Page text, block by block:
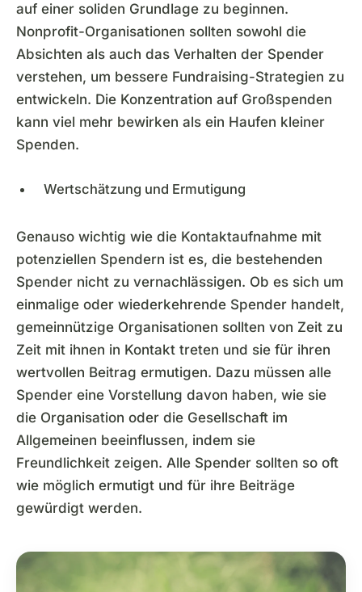
auf einer soliden Grundlage zu beginnen.
Nonprofit-Organisationen sollten sowohl die
Absichten als auch das Verhalten der Spender
verstehen, um bessere Fundraising-Strategien zu
entwickeln. Die Konzentration auf Großspenden
kann viel mehr bewirken als ein Haufen kleiner
Spenden.
Wertschätzung und Ermutigung
Genauso wichtig wie die Kontaktaufnahme mit
potenziellen Spendern ist es, die bestehenden
Spender nicht zu vernachlässigen. Ob es sich um
einmalige oder wiederkehrende Spender handelt,
gemeinnützige Organisationen sollten von Zeit zu
Zeit mit ihnen in Kontakt treten und sie für ihren
wertvollen Beitrag ermutigen. Dazu müssen alle
Spender eine Vorstellung davon haben, wie sie
die Organisation oder die Gesellschaft im
Allgemeinen beeinflussen, indem sie
Freundlichkeit zeigen. Alle Spender sollten so oft
wie möglich ermutigt und für ihre Beiträge
gewürdigt werden.